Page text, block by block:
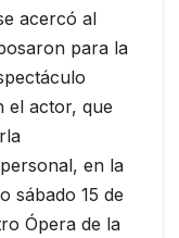
acercó al
para la
el actor, que
en la
sábado 15 de
Ópera de la